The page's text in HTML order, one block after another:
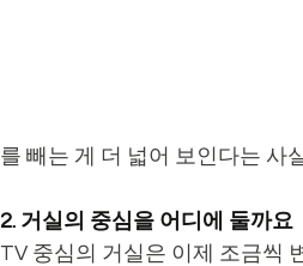
를 빼는 게 더 넓어 보인다는 사
2. 거실의 중심을 어디에 둘까요
TV 중심의 거실은 이제 조금씩